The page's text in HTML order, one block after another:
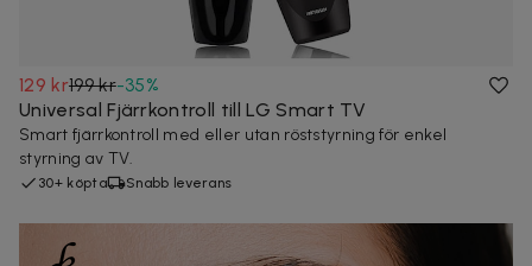
129 kr199 kr-35%
Universal Fjärrkontroll till LG Smart TV
Smart fjärrkontroll med eller utan röststyrning för enkel
styrning av TV.
30+ köpta Snabb leverans